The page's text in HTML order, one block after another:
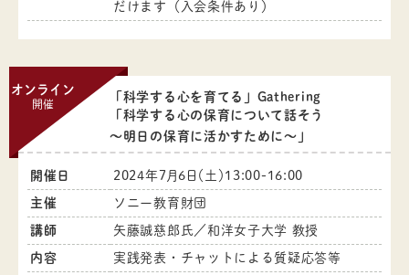
だけます（入会条件あり）
オンライン
開催
「科学する心を育てる」Gathering
「科学する心の保育について話そう
～明日の保育に活かすために～」
開催日 2024年7月6日（土）13:00-16:00
主催 ソニー教育財団
講師 矢藤誠慈郎氏／和洋女子大学 教授
内容 実践発表・チャットによる質疑応答等